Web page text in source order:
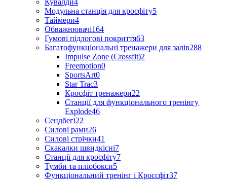
Кувалди4
Модульна станція для кросфіту5
Таймери4
Обважнювачі164
Гумові підлогові покриття63
Багатофункціональні тренажери для залів288
Impulse Zone (Crossfit)2
Freemotion0
SportsArt0
Star Trac3
Кросфіт тренажери22
Станції для функціонального тренінгу
Explode46
Сендбегі22
Силові рами26
Силові стрічки41
Скакалки швидкісні7
Станції для кросфіту7
Тумби та пліобокси5
Функціональний тренінг і Кроссфіт37